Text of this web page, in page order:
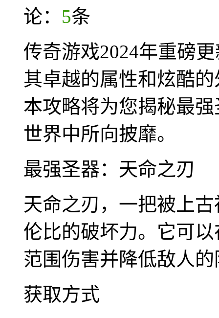
论： 5条
传奇游戏2024年重磅
其卓越的属性和炫酷
本攻略将为您揭秘最
世界中所向披靡。
最强圣器：天命之刃
天命之刃，一把被上
伦比的破坏力。它可
范围伤害并降低敌人
获取方式